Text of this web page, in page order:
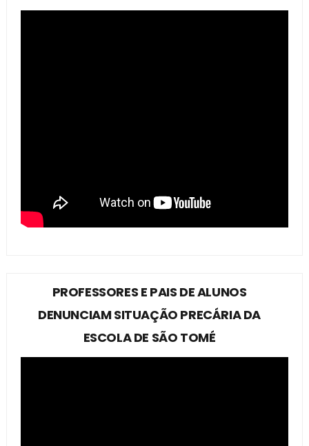
PROFESSORES E PAIS DE ALUNOS
DENUNCIAM SITUAÇÃO PRECÁRIA DA
ESCOLA DE SÃO TOMÉ